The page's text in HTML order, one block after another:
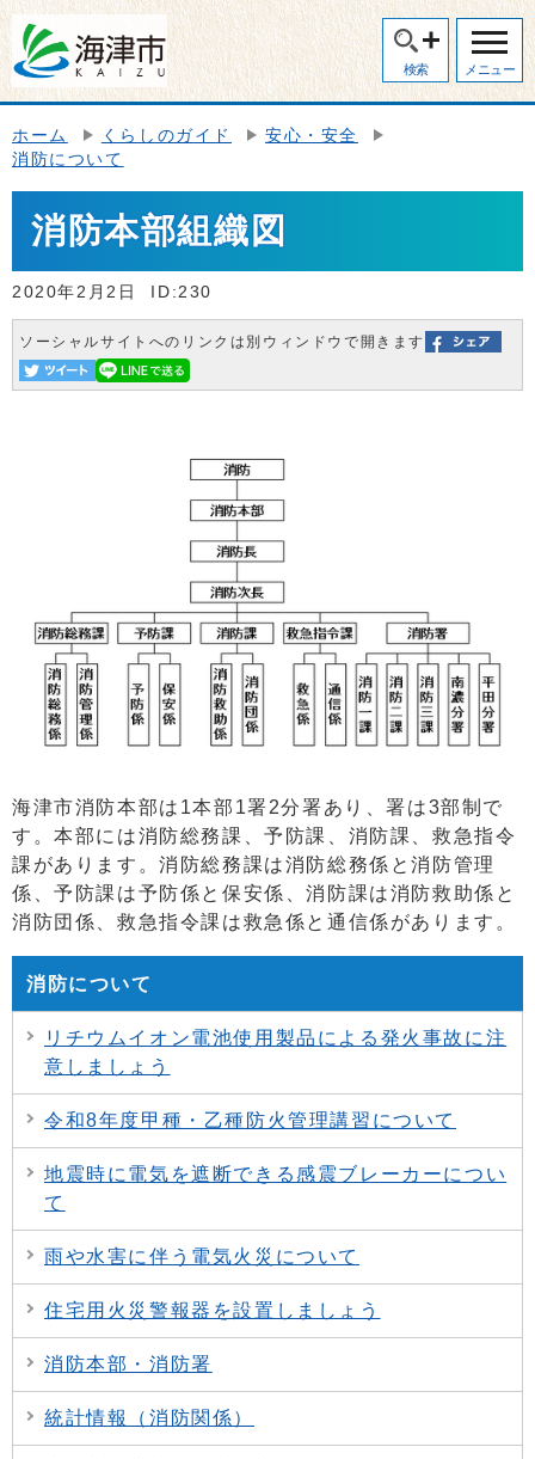
検索 メニュー
ホーム くらしのガイド
安心・安全
消防について
消防本部組織図
2020年2月2日 ID:230
ソーシャルサイトへのリンクは別ウィンドウで開きます
海津市消防本部は1本部1署2分署あり、署は3部制で
す。本部には消防総務課、予防課、消防課、救急指令
課があります。消防総務課は消防総務係と消防管理
係、予防課は予防係と保安係、消防課は消防救助係と
消防団係、救急指令課は救急係と通信係があります。
消防について
リチウムイオン電池使用製品による発火事故に注
意しましょう
令和8年度甲種・乙種防火管理講習について
地震時に電気を遮断できる感震ブレーカーについ
て
雨や水害に伴う電気火災について
住宅用火災警報器を設置しましょう
消防本部・消防署
統計情報（消防関係）